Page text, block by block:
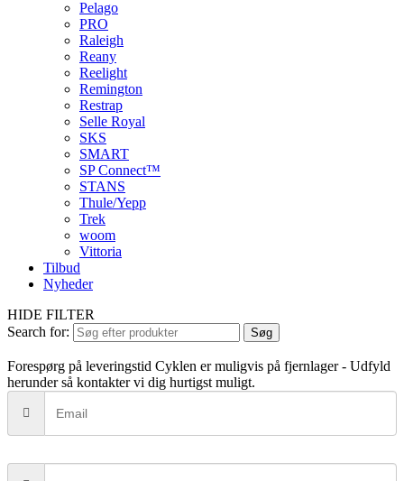
Pelago
PRO
Raleigh
Reany
Reelight
Remington
Restrap
Selle Royal
SKS
SMART
SP Connect™
STANS
Thule/Yepp
Trek
woom
Vittoria
Tilbud
Nyheder
HIDE FILTER
Search for:
Søg
Forespørg på leveringstid Cyklen er muligvis på fjernlager - Udfyld
herunder så kontakter vi dig hurtigst muligt.